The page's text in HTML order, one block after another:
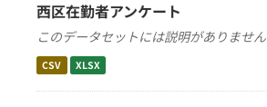
西区在勤者アンケート
このデータセットには説明がありません
CSV XLSX